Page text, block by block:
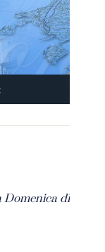
Domenica di